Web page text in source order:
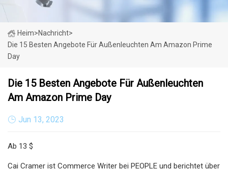
Heim>Nachricht>
Die 15 Besten Angebote Für Außenleuchten Am Amazon Prime
Day
Die 15 Besten Angebote Für Außenleuchten
Am Amazon Prime Day
Jun 13, 2023
Ab 13 $
Cai Cramer ist Commerce Writer bei PEOPLE und berichtet über